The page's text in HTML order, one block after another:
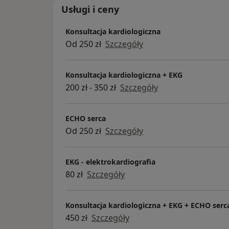
HOLTER ABPM ( ciśnieniowy). W zależności od
ewentualnych dalszych, bardziej
zabiegów z zakresu kardiologii inwazyjnej
uczestniczę w kongresach i warsztatach
Usługi i ceny
Konsultacja kardiologiczna
Od 250 zł Szczegóły
Konsultacja kardiologiczna + EKG
200 zł - 350 zł Szczegóły
ECHO serca
Od 250 zł Szczegóły
EKG - elektrokardiografia
80 zł Szczegóły
Konsultacja kardiologiczna + EKG + ECHO
450 zł Szczegóły